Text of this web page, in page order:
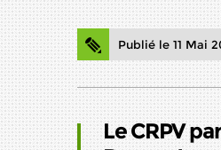
Publié le 11 Mai
Le CRPV